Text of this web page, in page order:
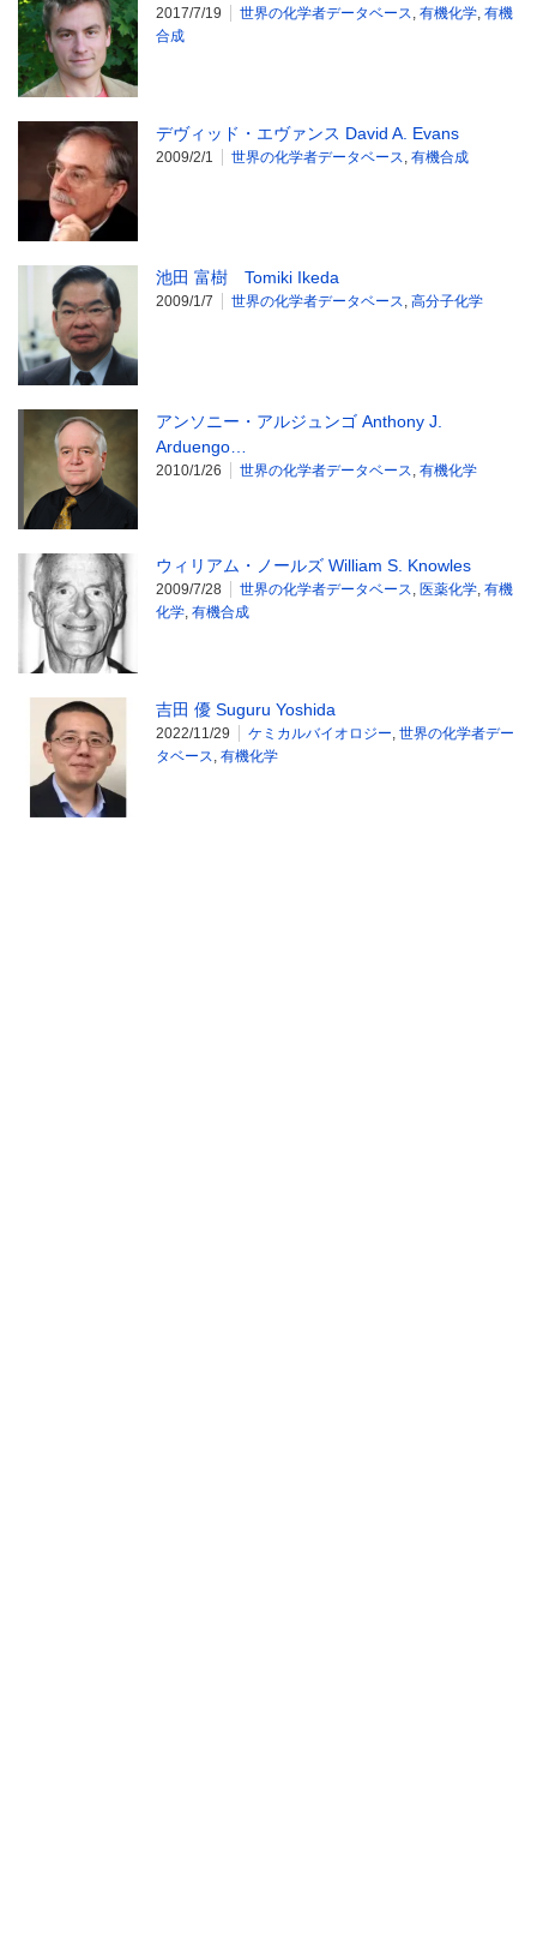
2017/7/19 世界の化学者データベース 有機化学 有機
合成
デヴィッド・エヴァンス David A. Evans
2009/2/1 世界の化学者データベース 有機合成
池田 富樹 Tomiki Ikeda
2009/1/7 世界の化学者データベース 高分子化学
アンソニー・アルジュンゴ Anthony J.
Arduengo…
2010/1/26 世界の化学者データベース 有機化学
ウィリアム・ノールズ William S. Knowles
2009/7/28 世界の化学者データベース 医薬化学 有機
化学 有機合成
吉田 優 Suguru Yoshida
2022/11/29 ケミカルバイオロジー 世界の化学者デー
タベース 有機化学